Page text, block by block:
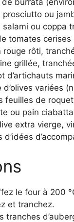
burrata
prosciutto ou
salami ou coppa
tomates
rouge rôti,
grillée,
d’artichauts
d’olives variées
feuilles de
ou pain
extra vierge,
d’idées
le four à 200
et tranchez.
tranches